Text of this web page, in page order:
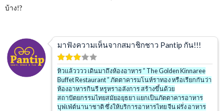
บ้าง!?
มาฟังความเห็นจากสมาชิกชาว Pantip กัน!!!
หิวแล้วววว เดินมาถึงห้องอาหาร ” The Golden Kinnaree
Buffet Restaurant ” ภัตตาคารมโนห์ราทอง หรือเรียกกันว่า
ห้องอาหารกินรี หรูหราอลังการ สร้างขึ้นด้วย
สถาปัตยกรรมไทยสมัยอยุธยา แยกเป็นภัตตาคารอาหาร
บุฟเฟ่ต์นานาชาติ ซึ่งให้บริการอาหารไทย จีน ฝรั่ง อาหาร